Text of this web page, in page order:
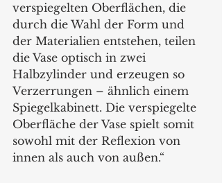
verspiegelten Oberflächen, die
durch die Wahl der Form und
der Materialien entstehen, teilen
die Vase optisch in zwei
Halbzylinder und erzeugen so
Verzerrungen – ähnlich einem
Spiegelkabinett. Die verspiegelte
Oberfläche der Vase spielt somit
sowohl mit der Reflexion von
innen als auch von außen.“